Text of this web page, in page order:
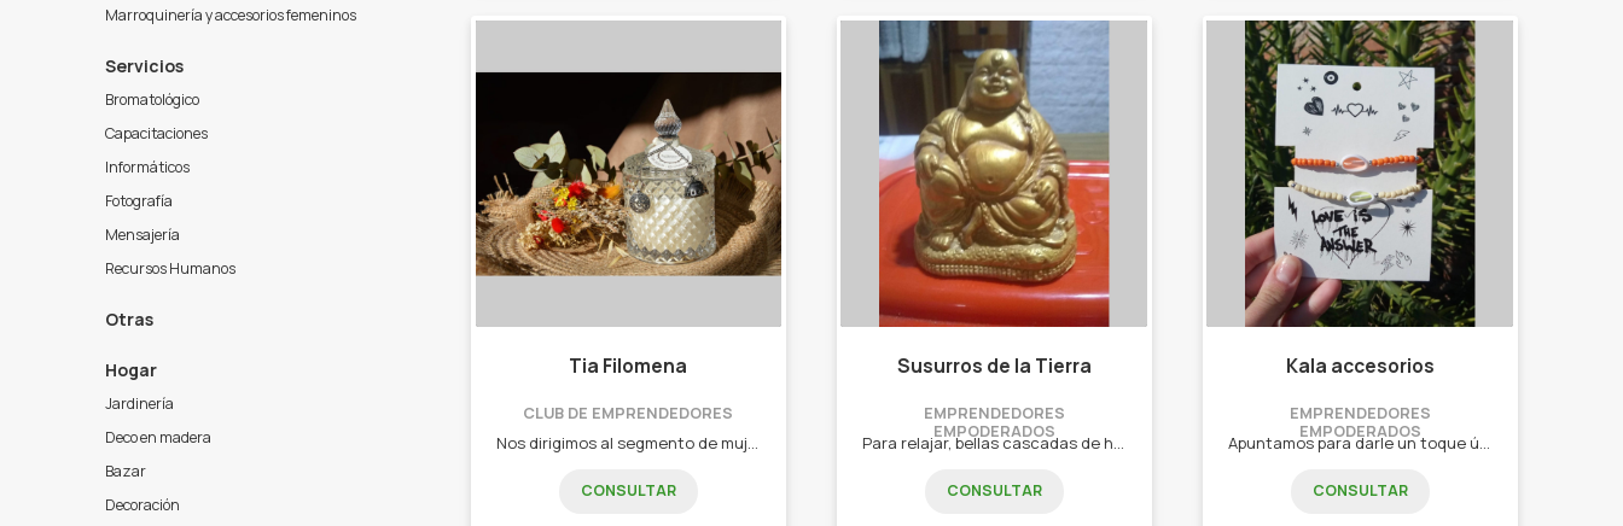
Marroquinería y accesorios femeninos
Servicios
Bromatológico
Capacitaciones
Informáticos
Fotografía
Mensajería
Recursos Humanos
Otras
Hogar
Jardinería
Deco en madera
Bazar
Decoración
Tia Filomena
CLUB DE EMPRENDEDORES
Nos dirigimos al segmento de mujeres entre 18 y 70 años aproximadamente, que les gusta la decoración y los aromas. - Velas de soja aromáticas. - Difusor de ambientes. - Home Spray. - Apagavelas artesanales. - Posa velas. - Ramos de flores secas.
CONSULTAR
Susurros de la Tierra
EMPRENDEDORES
EMPODERADOS
Para relajar, bellas cascadas de humo. Cascadas de humo, hornitos de vela, sahumadores, sahumerios, esencias y mucho mas!
CONSULTAR
Kala accesorios
EMPRENDEDORES
EMPODERADOS
Apuntamos para darle un toque único a tus look de todos los días para toda la familia. Ofrecemos aros, pulseras, collares, choker, llaveros y otras cosas mas...!
CONSULTAR